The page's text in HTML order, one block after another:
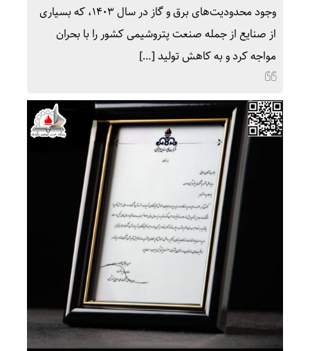
وجود محدودیت‌های برق و گاز در سال ۱۴۰۳، که بسیاری
از صنایع از جمله صنعت پتروشیمی کشور را با بحران
مواجه کرد و به کاهش تولید […]